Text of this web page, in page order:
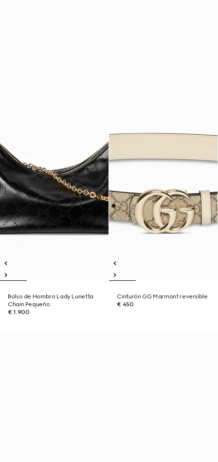
Bolso de Hombro Lady Lunetta
Chain Pequeño
€ 1.900
Cinturón GG Marmont reversible
€ 450